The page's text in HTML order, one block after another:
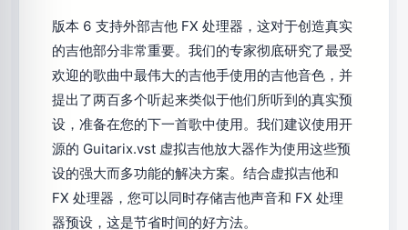
版本 6 支持外部吉他 FX 处理器，这对于创造真实
的吉他部分非常重要。我们的专家彻底研究了最受
欢迎的歌曲中最伟大的吉他手使用的吉他音色，并
提出了两百多个听起来类似于他们所听到的真实预
设，准备在您的下一首歌中使用。我们建议使用开
源的 Guitarix.vst 虚拟吉他放大器作为使用这些预
设的强大而多功能的解决方案。结合虚拟吉他和
FX 处理器，您可以同时存储吉他声音和 FX 处理
器预设，这是节省时间的好方法。